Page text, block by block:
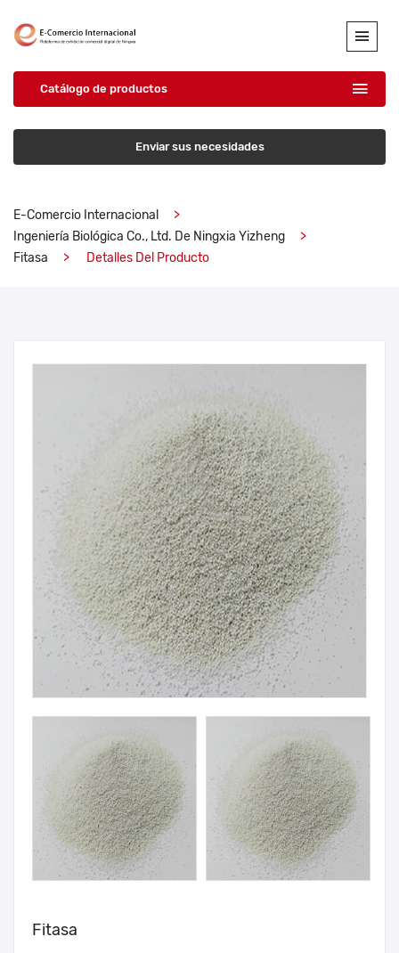
Catálogo de productos
Enviar sus necesidades
E-Comercio Internacional
Ingeniería Biológica Co., Ltd. De Ningxia Yizheng
Fitasa
Detalles Del Producto
Fitasa